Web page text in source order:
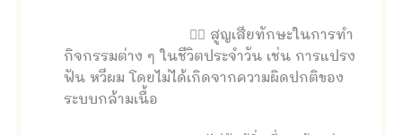
🚶‍♀️ สูญเสียทักษะในการทำ
กิจกรรมต่าง ๆ ในชีวิตประจำวัน เช่น การแปรง
ฟัน หวีผม โดยไม่ได้เกิดจากความผิดปกติของ
ระบบกล้ามเนื้อ